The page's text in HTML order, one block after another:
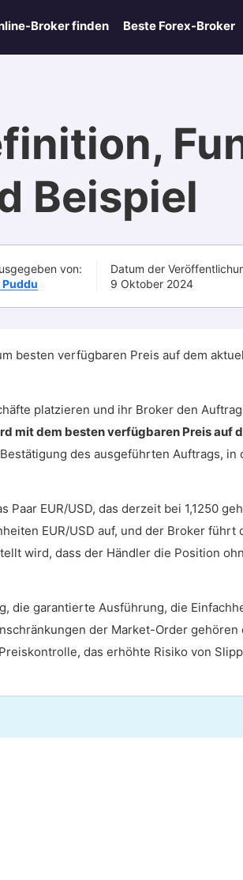
Broker finden Beste Forex-Broker
Beispiel
von:
Puddu
Datum der
9 Oktober 2024
besten verfügbaren Preis auf dem
platzieren und ihr Broker den
mit dem besten verfügbaren Preis auf
des ausgeführten Auftrags, in
EUR/USD, das derzeit bei 1,1250
EUR/USD auf, und der Broker führt
wird, dass der Händler die Position
die garantierte Ausführung, die
der Market-Order gehören
das erhöhte Risiko von